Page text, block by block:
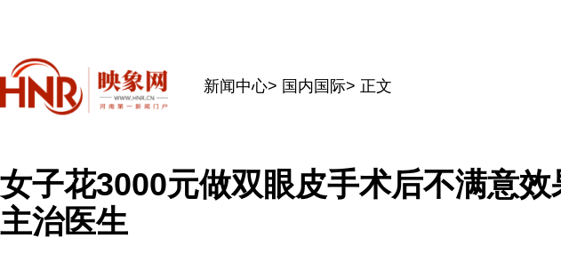
新闻中心> 国内国际> 正文
女子花3000元做双眼皮手术后不满意
主治医生